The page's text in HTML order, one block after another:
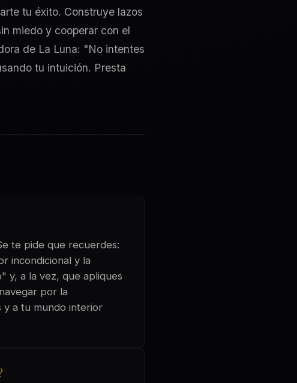
tu éxito. Construye lazos
miedo y cooperar con el
de La Luna: "No intentes
tu intuición. Presta
te pide que recuerdes:
incondicional y la
y, a la vez, que apliques
por la
y a tu mundo interior